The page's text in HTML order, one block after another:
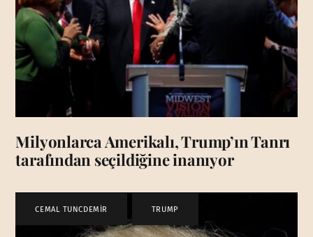
Milyonlarca Amerikalı, Trump’ın Tanrı
tarafından seçildiğine inanıyor
CEMAL TUNCDEMİR TRUMP